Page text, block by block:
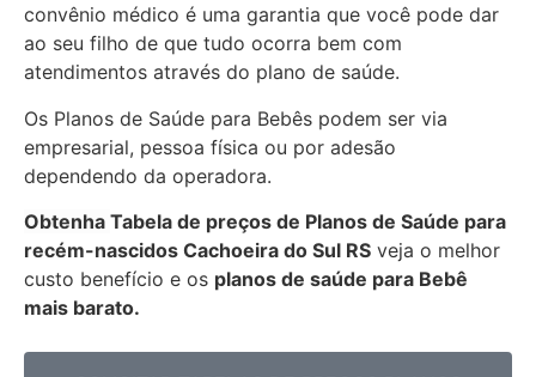
convênio médico é uma garantia que você pode dar
ao seu filho de que tudo ocorra bem com
atendimentos através do plano de saúde.
Os Planos de Saúde para Bebês podem ser via
empresarial, pessoa física ou por adesão
dependendo da operadora.
Obtenha Tabela de preços de Planos de Saúde para
recém-nascidos Cachoeira do Sul RS veja o melhor
custo benefício e os planos de saúde para Bebê
mais barato.